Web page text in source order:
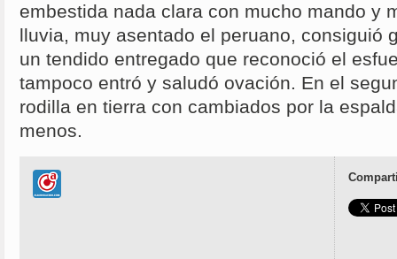
embestida nada clara con mucho mando y
lluvia, muy asentado el peruano, consiguió
un tendido entregado que reconoció el
tampoco entró y saludó ovación. En el
rodilla en tierra con cambiados por la
menos.